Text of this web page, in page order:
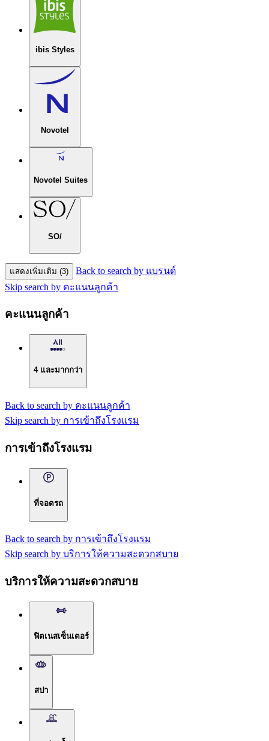
ibis Styles
Novotel
Novotel Suites
SO/
แสดงเพิ่มเติม (3)
Back to search by แบรนด์
Skip search by คะแนนลูกค้า
คะแนนลูกค้า
4 และมากกว่า
Back to search by คะแนนลูกค้า
Skip search by การเข้าถึงโรงแรม
การเข้าถึงโรงแรม
ที่จอดรถ
Back to search by การเข้าถึงโรงแรม
Skip search by บริการให้ความสะดวกสบาย
บริการให้ความสะดวกสบาย
ฟิตเนสเซ็นเตอร์
สปา